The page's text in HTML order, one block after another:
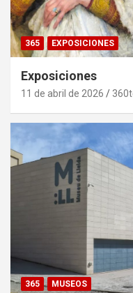
365 EXPOSICIONES
Exposiciones
11 de abril de 2026
365 MUSEOS